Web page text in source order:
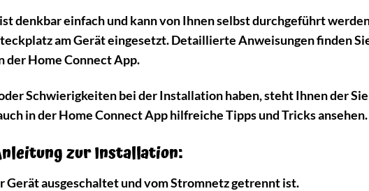
denkbar einfach und kann von Ihnen selbst durchgeführt
am Gerät eingesetzt. Detaillierte Anweisungen finden
der Home Connect App.
Schwierigkeiten bei der Installation haben, steht Ihnen der
in der Home Connect App hilfreiche Tipps und Tricks ansehen.
zur Installation:
Gerät ausgeschaltet und vom Stromnetz getrennt ist.